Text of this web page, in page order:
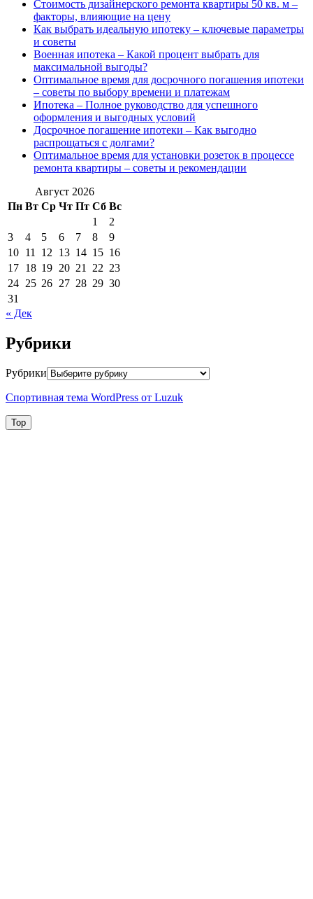
Стоимость дизайнерского ремонта квартиры 50 кв. м –
факторы, влияющие на цену
Как выбрать идеальную ипотеку – ключевые параметры
и советы
Военная ипотека – Какой процент выбрать для
максимальной выгоды?
Оптимальное время для досрочного погашения ипотеки
– советы по выбору времени и платежам
Ипотека – Полное руководство для успешного
оформления и выгодных условий
Досрочное погашение ипотеки – Как выгодно
распрощаться с долгами?
Оптимальное время для установки розеток в процессе
ремонта квартиры – советы и рекомендации
Август 2026
Пн Вт Ср Чт Пт Сб Вс
1
2
3
4 5 6 7 8
9
10 11 12 13 14 15 16
17 18 19 20 21 22 23
24 25 26 27 28 29 30
31
« Дек
Рубрики
Рубрики
Спортивная тема WordPress от Luzuk
Top